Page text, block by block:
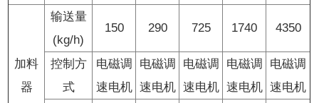
加料
器
输送量
(kg/h)
150 290 725 1740 4350
控制方
式
电磁调
速电机
电磁调
速电机
电磁调
速电机
电磁调
速电机
电磁调
速电机